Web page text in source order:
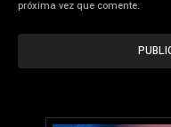
próxima vez que comente.